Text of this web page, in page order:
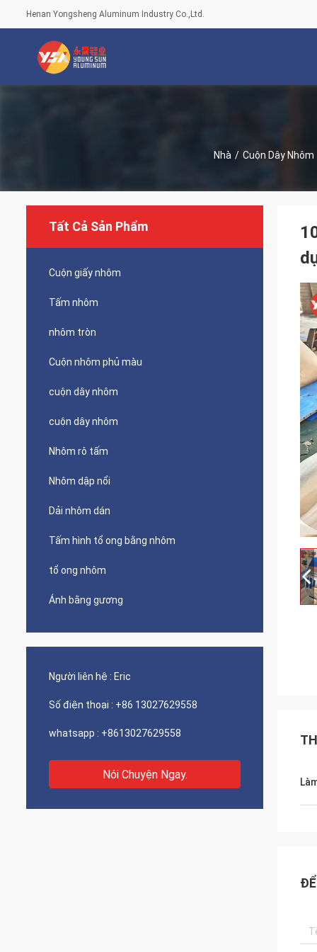
Henan Yongsheng Aluminum Industry Co.,Ltd.
Nhà / Cuộn Dây Nhôm
Tất Cả Sản Phẩm
Cuộn giấy nhôm
Tấm nhôm
nhôm tròn
Cuộn nhôm phủ màu
cuộn dây nhôm
cuộn dây nhôm
Nhôm rô tấm
Nhôm dập nổi
Dải nhôm dán
Tấm hình tổ ong bằng nhôm
tổ ong nhôm
Ánh bằng gương
Người liên hệ : Eric
Số điện thoại : +86 13027629558
whatsapp : +8613027629558
Nói Chuyện Ngay.